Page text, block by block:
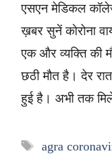
एसएन मेडिकल
ख़बर सुनें कोरोना
एक और व्यक्ति की
छठी मौत है। देर
हुई है। अभी तक
Tags
agra